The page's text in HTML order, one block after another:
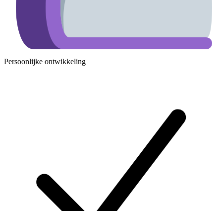
Persoonlijke ontwikkeling